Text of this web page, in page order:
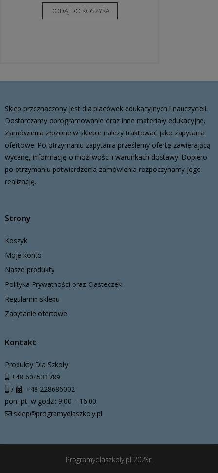
DODAJ DO KOSZYKA
Sklep przeznaczony jest dla placówek edukacyjnych i nauczycieli.
Dostarczamy oprogramowanie oraz inne materiały edukacyjne.
Zamówienia złożone w sklepie należy traktować jako zapytania
ofertowe. Po otrzymaniu zapytania prześlemy ofertę zawierającą
wycenę, informację o możliwości i warunkach dostawy. Dopiero
po otrzymaniu potwierdzenia zamówienia rozpoczynamy jego
realizację.
Strony
Koszyk
Moje konto
Nasze produkty
Polityka Prywatności oraz Ciasteczek
Regulamin sklepu
Zapytanie ofertowe
Kontakt
Produkty Dla Szkoły
+48 604531789
/
: +48 228686002
pon.-pt. w godz.: 9:00 – 16:00
sklep@programydlaszkoly.pl
Programydlaszkoly.pl 2023r.